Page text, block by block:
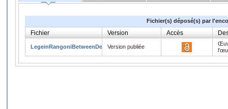
Fichier(s) déposé(s) par
Fichier Version Accès
LegeinRangoniBetweenDeclineAndDistress.pdf
Version publiée